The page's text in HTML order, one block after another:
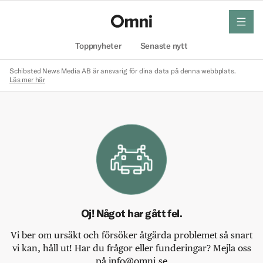
Toppnyheter Senaste nytt
meny
Schibsted News Media AB är ansvarig för dina data på denna webbplats.
Läs mer här
Oj! Något har gått fel.
Vi ber om ursäkt och försöker åtgärda problemet så snart
vi kan, håll ut! Har du frågor eller funderingar? Mejla oss